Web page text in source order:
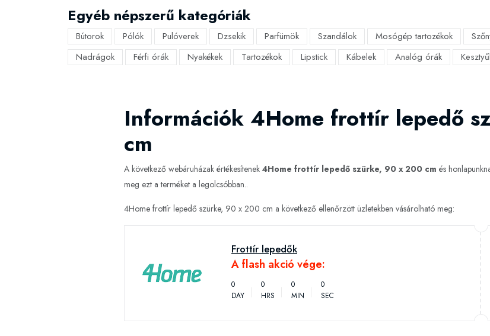
Egyéb népszerű kategóriák
Bútorok Pólók Pulóverek Dzsekik Parfümök Szandálok Mosógép tartozékok
Nadrágok
Férfi órák Nyakékek Tartozékok Lipstick Kábelek Analóg órák
Információk 4Home frottír lepedő
cm
A következő webáruházak értékesítenek 4Home frottír lepedő szürke, 90 x 200 cm és
meg ezt a terméket a legolcsóbban..
4Home frottír lepedő szürke, 90 x 200 cm a következő ellenőrzött üzletekben vásárolható meg:
Frottír lepedők
A flash akció vége:
0
DAY
0
HRS
0
MIN
0
SEC